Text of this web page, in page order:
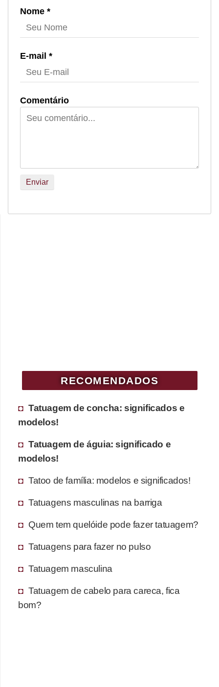
Nome *
E-mail *
Comentário
RECOMENDADOS
Tatuagem de concha: significados e
modelos!
Tatuagem de águia: significado e
modelos!
Tatoo de família: modelos e significados!
Tatuagens masculinas na barriga
Quem tem quelóide pode fazer tatuagem?
Tatuagens para fazer no pulso
Tatuagem masculina
Tatuagem de cabelo para careca, fica
bom?